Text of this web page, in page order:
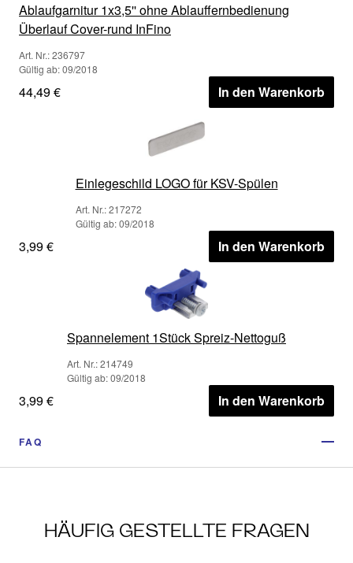
Ablaufgarnitur 1x3,5'' ohne Ablauffernbedienung
Überlauf Cover-rund InFino
Art. Nr.: 236797
Gültig ab: 09/2018
44,49 € In den Warenkorb
Einlegeschild LOGO für KSV-Spülen
Art. Nr.: 217272
Gültig ab: 09/2018
3,99 € In den Warenkorb
Spannelement 1Stück Spreiz-Nettoguß
Art. Nr.: 214749
Gültig ab: 09/2018
3,99 € In den Warenkorb
FAQ
HÄUFIG GESTELLTE FRAGEN